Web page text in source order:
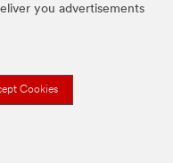
you advertisements
Cookies